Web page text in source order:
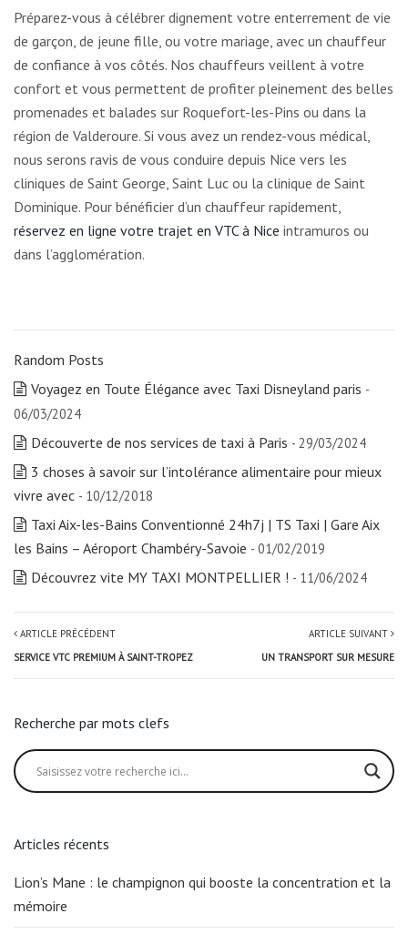
Préparez-vous à célébrer dignement votre enterrement de vie
de garçon, de jeune fille, ou votre mariage, avec un chauffeur
de confiance à vos côtés. Nos chauffeurs veillent à votre
confort et vous permettent de profiter pleinement des belles
promenades et balades sur Roquefort-les-Pins ou dans la
région de Valderoure. Si vous avez un rendez-vous médical,
nous serons ravis de vous conduire depuis Nice vers les
cliniques de Saint George, Saint Luc ou la clinique de Saint
Dominique. Pour bénéficier d’un chauffeur rapidement,
réservez en ligne votre trajet en VTC à Nice intramuros ou
dans l’agglomération.
Random Posts
Voyagez en Toute Élégance avec Taxi Disneyland paris -
06/03/2024
Découverte de nos services de taxi à Paris - 29/03/2024
3 choses à savoir sur l’intolérance alimentaire pour mieux
vivre avec - 10/12/2018
Taxi Aix-les-Bains Conventionné 24h7j | TS Taxi | Gare Aix
les Bains – Aéroport Chambéry-Savoie - 01/02/2019
Découvrez vite MY TAXI MONTPELLIER ! - 11/06/2024
ARTICLE PRÉCÉDENT
SERVICE VTC PREMIUM À SAINT-TROPEZ
ARTICLE SUIVANT
UN TRANSPORT SUR MESURE
Recherche par mots clefs
Articles récents
Lion’s Mane : le champignon qui booste la concentration et la
mémoire